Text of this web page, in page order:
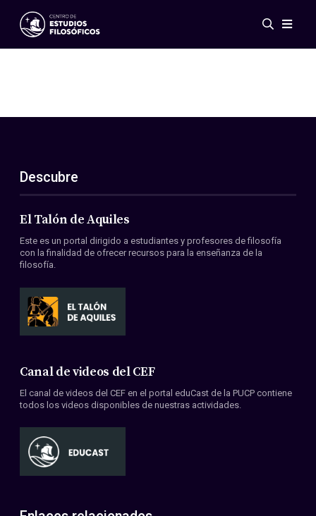
Eventos
ES
EN
Acerca de nosotros
Miembros
Convenios
Descubre
El Talón de Aquiles
Este es un portal dirigido a estudiantes y profesores de filosofía
con la finalidad de ofrecer recursos para la enseñanza de la
filosofía.
Canal de videos del CEF
El canal de videos del CEF en el portal eduCast de la PUCP contiene
todos los videos disponibles de nuestras actividades.